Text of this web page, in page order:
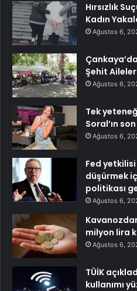
Hırsızlık
Kadın
Ağustos 6,
Şehit
Ağustos 6,
Tek
Soral’ın
Ağustos 6,
Fed
düşürmek
politikası
Ağustos 6,
milyon lira
Ağustos 6,
TÜİK
kullanımı